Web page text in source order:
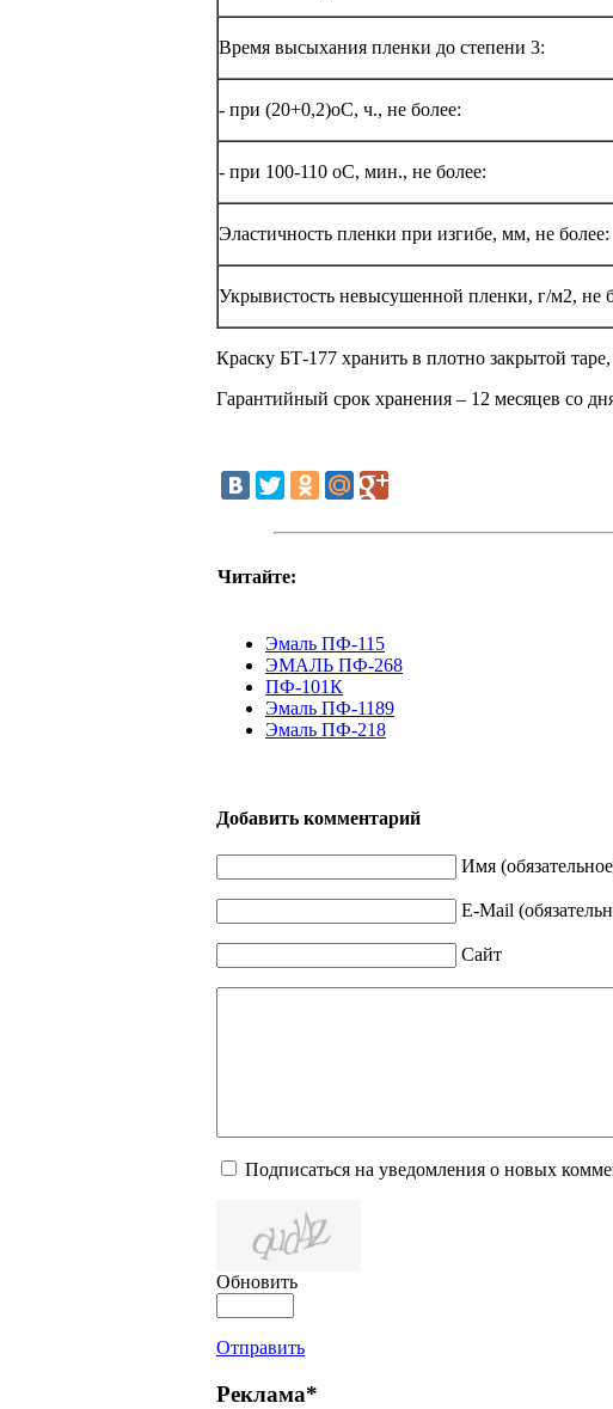
Время высыхания пленки до степени 3:
- при (20+0,2)оС, ч., не более:
- при 100-110 оС, мин., не более:
Эластичность пленки при изгибе, мм, не более:
Укрывистость невысушенной пленки, г/м2, не
Краску БТ-177 хранить в плотно закрытой
Гарантийный срок хранения – 12 месяцев со
Читайте:
Эмаль ПФ-115
ЭМАЛЬ ПФ-268
ПФ-101К
Эмаль ПФ-1189
Эмаль ПФ-218
Добавить комментарий
Имя
E-Mail
Сайт
Подписаться на уведомления о новых
Обновить
Отправить
Реклама*